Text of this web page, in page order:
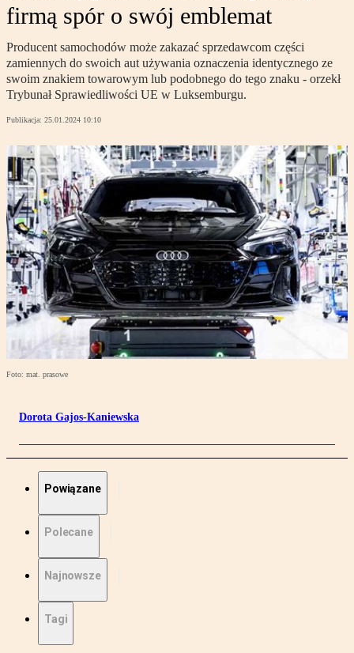
firmą spór o swój emblemat
Producent samochodów może zakazać sprzedawcom części
zamiennych do swoich aut używania oznaczenia identycznego ze
swoim znakiem towarowym lub podobnego do tego znaku - orzekł
Trybunał Sprawiedliwości UE w Luksemburgu.
Publikacja: 25.01.2024 10:10
Foto: mat. prasowe
Dorota Gajos-Kaniewska
Powiązane
Polecane
Najnowsze
Tagi